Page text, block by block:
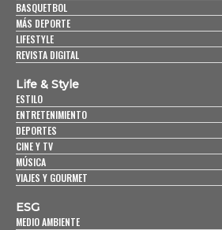
BASQUETBOL
MÁS DEPORTE
LIFESTYLE
REVISTA DIGITAL
Life & Style
ESTILO
ENTRETENIMIENTO
DEPORTES
CINE Y TV
MÚSICA
VIAJES Y GOURMET
ESG
MEDIO AMBIENTE